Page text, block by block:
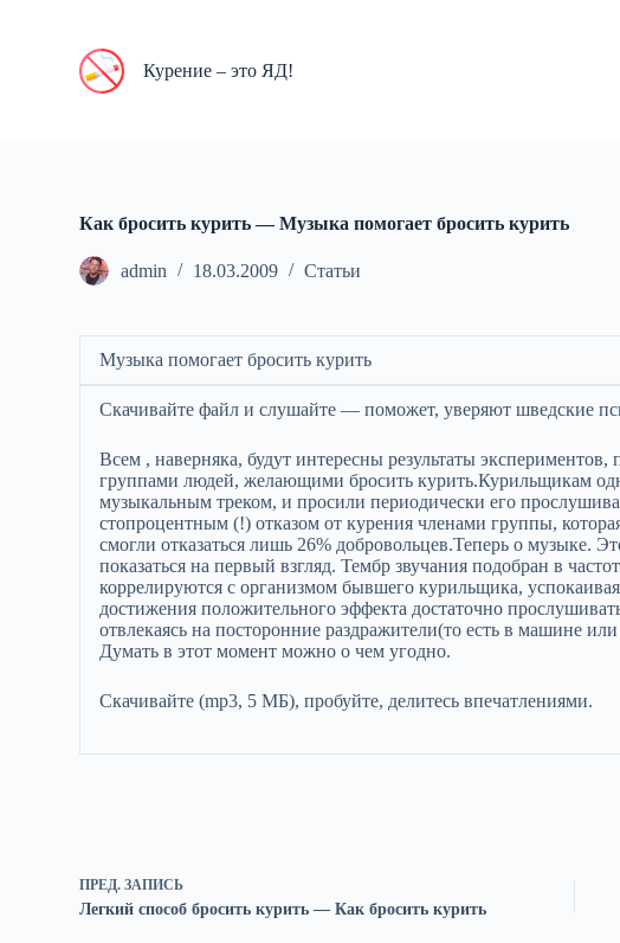
Курение – это ЯД!
Как бросить курить — Музыка помогает бросить курить
admin 18.03.2009 Статьи
Музыка помогает бросить курить
Скачивайте файл и слушайте — поможет, уверяют шведские
Всем , наверняка, будут интересны результаты
группами людей, желающими бросить курить.Курильщикам
музыкальным треком, и просили периодически его
стопроцентным (!) отказом от курения членами группы,
смогли отказаться лишь 26% добровольцев.Теперь о музыке.
показаться на первый взгляд. Тембр звучания подобран в
коррелируются с организмом бывшего курильщика,
достижения положительного эффекта достаточно
отвлекаясь на посторонние раздражители(то есть в машине
Думать в этот момент можно о чем угодно.
Скачивайте (mp3, 5 MБ), пробуйте, делитесь впечатлениями.
ПРЕД.ЗАПИСЬ
Легкий способ бросить курить — Как бросить курить